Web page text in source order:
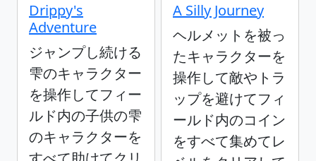
Drippy's
Adventure
ジャンプし続ける
雫のキャラクター
を操作してフィー
ルド内の子供の雫
のキャラクターを
A Silly Journey
ヘルメットを被っ
たキャラクターを
操作して敵やトラ
ップを避けてフィ
ールド内のコイン
をすべて集めてレ